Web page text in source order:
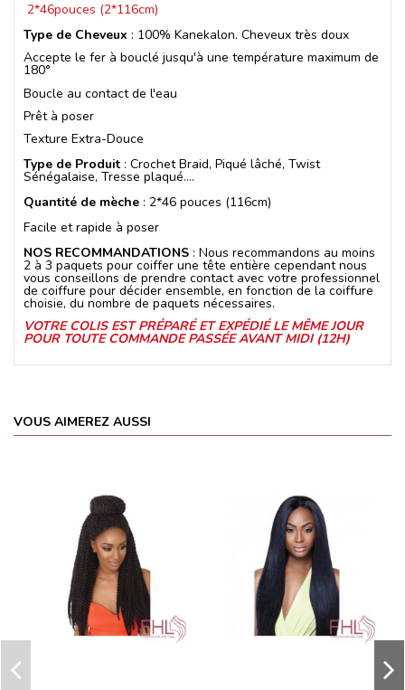
2*46pouces (2*116cm)
Type de Cheveux : 100% Kanekalon. Cheveux très doux
Accepte le fer à bouclé jusqu'à une température maximum de
180°
Boucle au contact de l'eau
Prêt à poser
Texture Extra-Douce
Type de Produit : Crochet Braid, Piqué lâché, Twist
Sénégalaise, Tresse plaqué....
Quantité de mèche : 2*46 pouces (116cm)
Facile et rapide à poser
NOS RECOMMANDATIONS : Nous recommandons au moins
2 à 3 paquets pour coiffer une tête entière cependant nous
vous conseillons de prendre contact avec votre professionnel
de coiffure pour décider ensemble, en fonction de la coiffure
choisie, du nombre de paquets nécessaires.
VOTRE COLIS EST PRÉPARÉ ET EXPÉDIÉ LE MÊME JOUR
POUR TOUTE COMMANDE PASSÉE AVANT MIDI (12H)
VOUS AIMEREZ AUSSI